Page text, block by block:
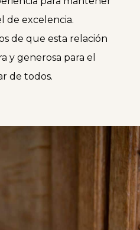
de excelencia.
de que esta relación
y generosa para el
de todos.